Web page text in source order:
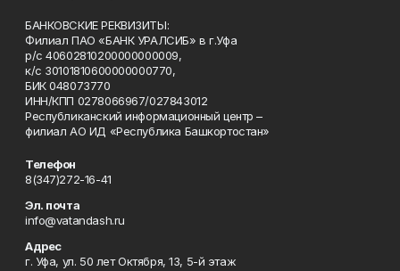
БАНКОВСКИЕ РЕКВИЗИТЫ:
Филиал ПАО «БАНК УРАЛСИБ» в г.Уфа
р/с 40602810200000000009,
к/с 30101810600000000770,
БИК 048073770
ИНН/КПП 0278066967/027843012
Республиканский информационный центр –
филиал АО ИД «Республика Башкортостан»
Телефон
8(347)272-16-41
Эл. почта
info@vatandash.ru
Адрес
г. Уфа, ул. 50 лет Октября, 13, 5-й этаж